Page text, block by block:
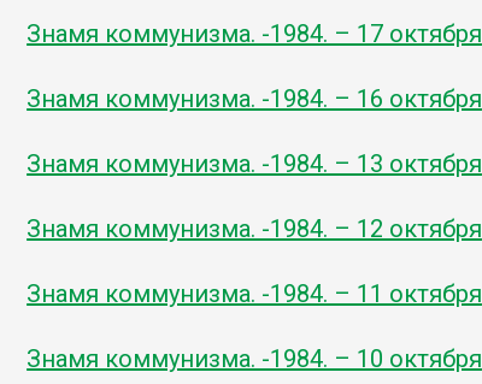
Знамя коммунизма. -1984. – 17 октября
Знамя коммунизма. -1984. – 16 октября
Знамя коммунизма. -1984. – 13 октября
Знамя коммунизма. -1984. – 12 октября
Знамя коммунизма. -1984. – 11 октября
Знамя коммунизма. -1984. – 10 октября